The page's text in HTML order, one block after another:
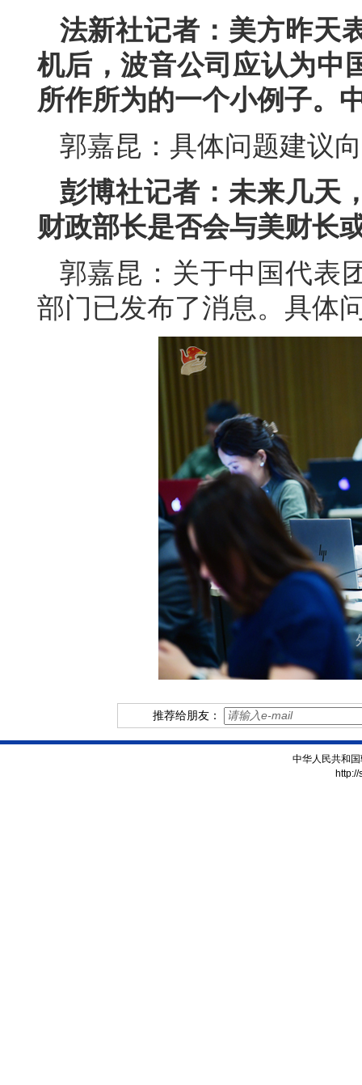
法新社记者：美方昨天
机后，波音公司应认为中
所作所为的一个小例子。
郭嘉昆：具体问题建议
彭博社记者：未来几天
财政部长是否会与美财长
郭嘉昆：关于中国代表
部门已发布了消息。具体
推荐给朋友：
中华人民共和